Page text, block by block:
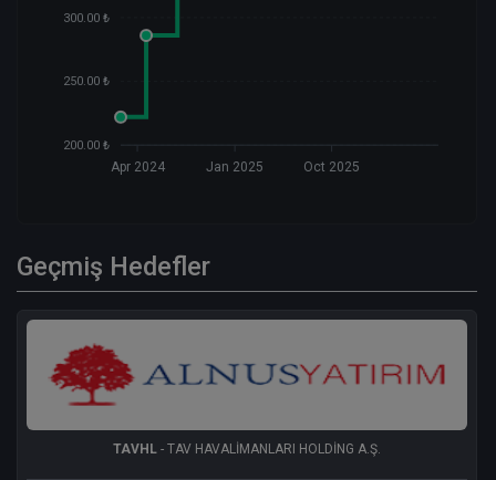
300.00 ₺
250.00 ₺
200.00 ₺
Apr 2024 Jan 2025 Oct 2025
Geçmiş Hedefler
TAVHL - TAV HAVALİMANLARI HOLDİNG A.Ş.